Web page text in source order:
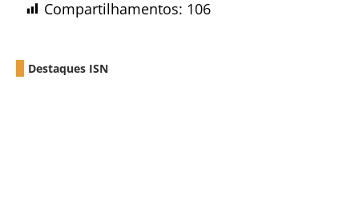
Compartilhamentos: 106
Destaques ISN